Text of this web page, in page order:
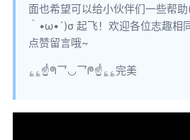
面也希望可以给小伙伴们一些帮
｀•ω•´)σ 起飞！欢迎各位志趣相
点赞留言哦~
؏؏☝ᖗ乛◡乛ᖘ☝؏؏完美